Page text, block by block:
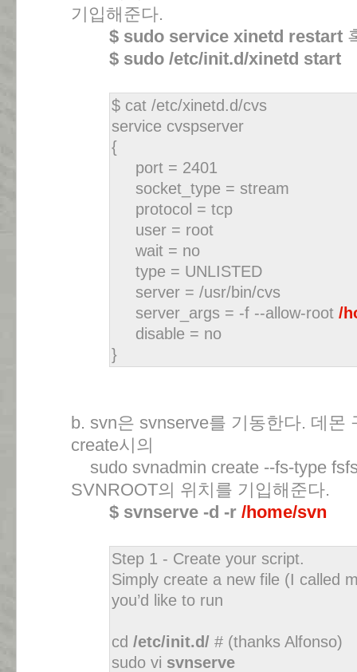
기입해준다.
$ sudo service xinetd restart
$ sudo /etc/init.d/xinetd start
$ cat /etc/xinetd.d/cvs
service cvspserver
{
port = 2401
socket_type = stream
protocol = tcp
user = root
wait = no
type = UNLISTED
server = /usr/bin/cvs
server_args = -f --allow-root /
disable = no
}
b. svn은 svnserve를 기동한다. 데몬
create시의
sudo svnadmin create --fs-type
SVNROOT의 위치를 기입해준다.
$ svnserve -d -r /home/svn
Step 1 - Create your script.
Simply create a new file (I called
you’d like to run
cd /etc/init.d/ # (thanks Alfonso)
sudo vi svnserve